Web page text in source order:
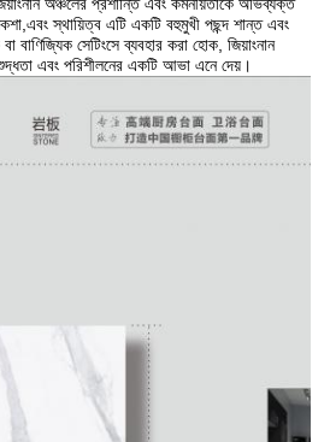
স্থায়িত্ব এটি একটি বহুমুখী পছন্দ শান্ত এবং
বাণিজ্যিক সেটিংসে ব্যবহার করা হোক, জিয়াংনান
এবং পরিশীলনের একটি আভা এনে দেয়।